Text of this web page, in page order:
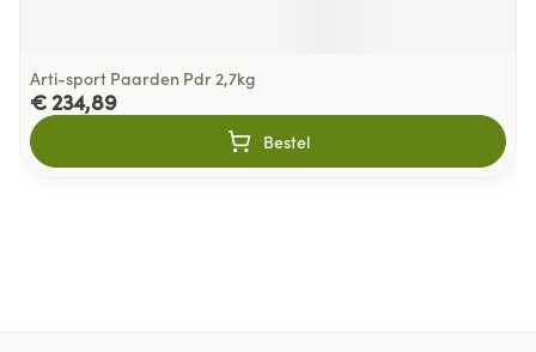
Arti-sport Paarden Pdr 2,7kg
€ 234,89
Bestel